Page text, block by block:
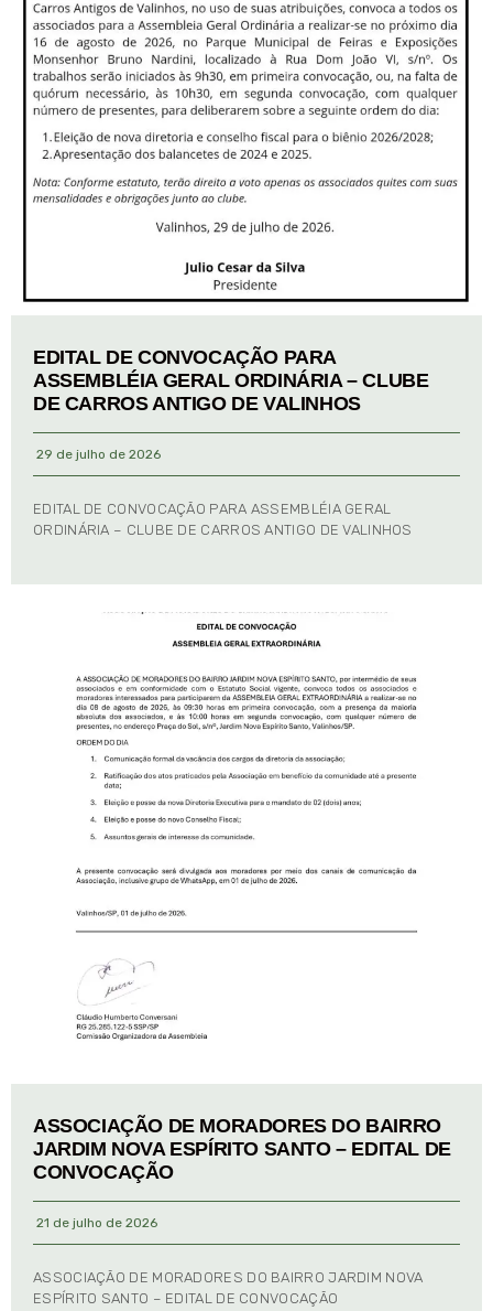
EDITAL DE CONVOCAÇÃO PARA
ASSEMBLÉIA GERAL ORDINÁRIA – CLUBE
DE CARROS ANTIGO DE VALINHOS
29 de julho de 2026
EDITAL DE CONVOCAÇÃO PARA ASSEMBLÉIA GERAL
ORDINÁRIA – CLUBE DE CARROS ANTIGO DE VALINHOS
ASSOCIAÇÃO DE MORADORES DO BAIRRO
JARDIM NOVA ESPÍRITO SANTO – EDITAL DE
CONVOCAÇÃO
21 de julho de 2026
ASSOCIAÇÃO DE MORADORES DO BAIRRO JARDIM NOVA
ESPÍRITO SANTO – EDITAL DE CONVOCAÇÃO